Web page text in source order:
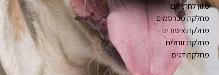
מזון לחתולים
מחלקת מכרסמים
מחלקת ציפורים
מחלקת זוחלים
מחלקת דגים